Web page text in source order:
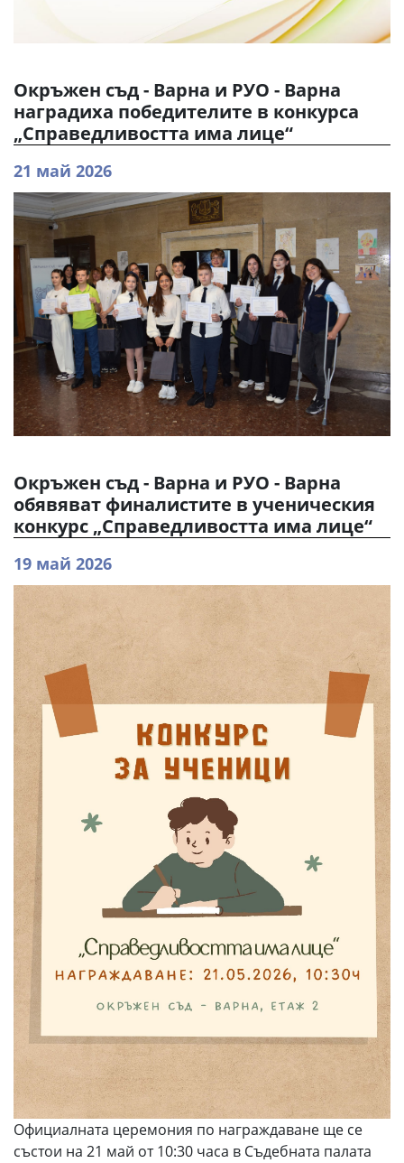
Окръжен съд - Варна и РУО - Варна
наградиха победителите в конкурса
„Справедливостта има лице“
21 май 2026
Окръжен съд - Варна и РУО - Варна
обявяват финалистите в ученическия
конкурс „Справедливостта има лице“
19 май 2026
Официалната церемония по награждаване ще се
състои на 21 май от 10:30 часа в Съдебната палата